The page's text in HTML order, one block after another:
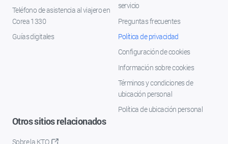
Teléfono de asistencia al viajero en
Corea 1330
Guías digitales
servicio
Preguntas frecuentes
Política de privacidad
Configuración de cookies
Información sobre cookies
Términos y condiciones de
ubicación personal
Política de ubicación personal
Otros sitios relacionados
Sobre la KTO